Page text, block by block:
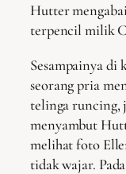
Hutter
terpencil milik
Sesampainya di
seorang pria
telinga runcing,
menyambut
melihat foto
tidak wajar.